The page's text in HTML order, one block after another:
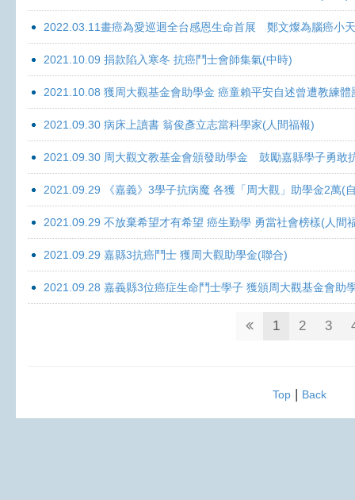
2022.03.11畫癌為愛巡迴全台感恩生命首展 鄭文燦為腦癌小
2021.10.09 捐款陷入寒冬 抗癌鬥士會師集氣(中時)
2021.10.08 獲周大觀基金會助學金 癌童賴平安自述曾遭教練體
2021.09.30 病床上讀書 翁俊彥立志當科學家(人間福報)
2021.09.30 周大觀文教基金會頒發助學金 鼓勵嘉縣學子勇敢
2021.09.29 《嘉義》3學子抗病魔 各獲「周大觀」助學金2萬(
2021.09.29 不放棄希望才有希望 癌生勤學 勇當社會榜樣(人間
2021.09.29 嘉縣3抗癌鬥士 獲周大觀助學金(聯合)
2021.09.28 嘉義縣3位癌症生命鬥士學子 獲頒周大觀基金會助
1 2 3
Top| Back